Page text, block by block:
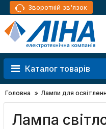
Зворотній зв'язок
Каталог товарів
Головна Лампи для
Лампа